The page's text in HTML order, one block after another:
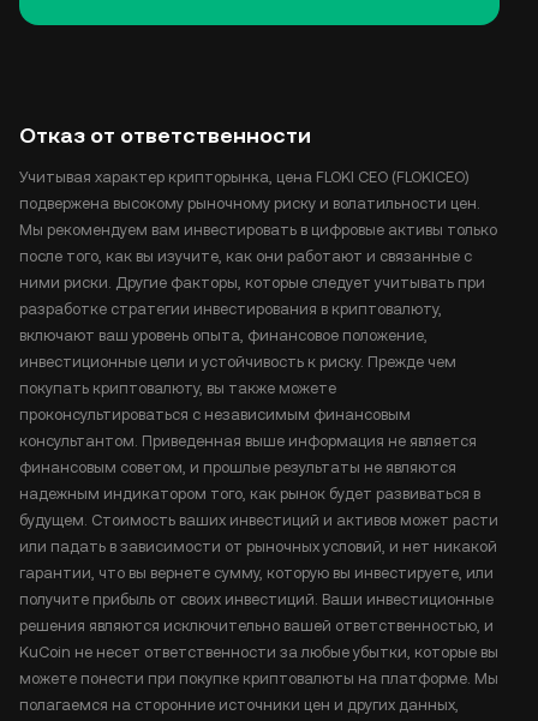
Отказ от ответственности
Учитывая характер крипторынка, цена FLOKI CEO (FLOKICEO)
подвержена высокому рыночному риску и волатильности цен.
Мы рекомендуем вам инвестировать в цифровые активы только
после того, как вы изучите, как они работают и связанные с
ними риски. Другие факторы, которые следует учитывать при
разработке стратегии инвестирования в криптовалюту,
включают ваш уровень опыта, финансовое положение,
инвестиционные цели и устойчивость к риску. Прежде чем
покупать криптовалюту, вы также можете
проконсультироваться с независимым финансовым
консультантом. Приведенная выше информация не является
финансовым советом, и прошлые результаты не являются
надежным индикатором того, как рынок будет развиваться в
будущем. Стоимость ваших инвестиций и активов может расти
или падать в зависимости от рыночных условий, и нет никакой
гарантии, что вы вернете сумму, которую вы инвестируете, или
получите прибыль от своих инвестиций. Ваши инвестиционные
решения являются исключительно вашей ответственностью, и
KuCoin не несет ответственности за любые убытки, которые вы
можете понести при покупке криптовалюты на платформе. Мы
полагаемся на сторонние источники цен и других данных,